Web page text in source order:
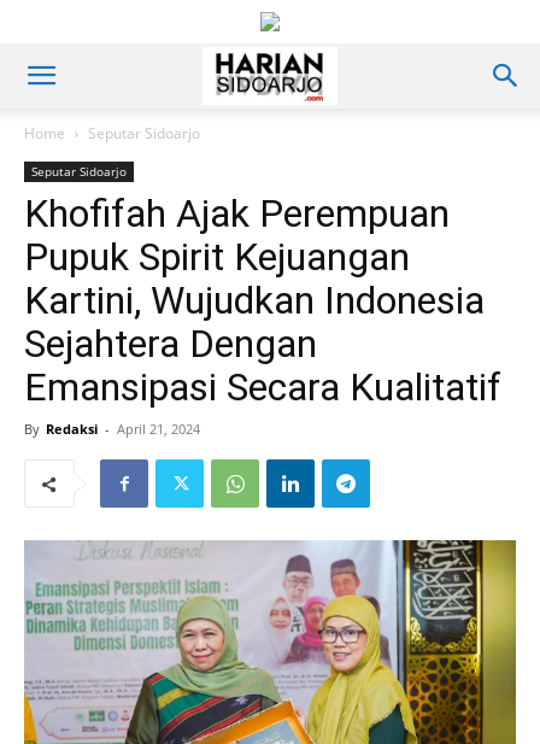
Home Seputar Sidoarjo
Seputar Sidoarjo
Khofifah Ajak Perempuan
Pupuk Spirit Kejuangan
Kartini, Wujudkan Indonesia
Sejahtera Dengan
Emansipasi Secara Kualitatif
By Redaksi - April 21, 2024